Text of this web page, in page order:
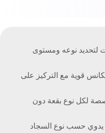
لتحديد نوعه ومستوى
مكانس قوية مع التركيز على
لكل نوع بقعة دون
يدوي حسب نوع السجاد